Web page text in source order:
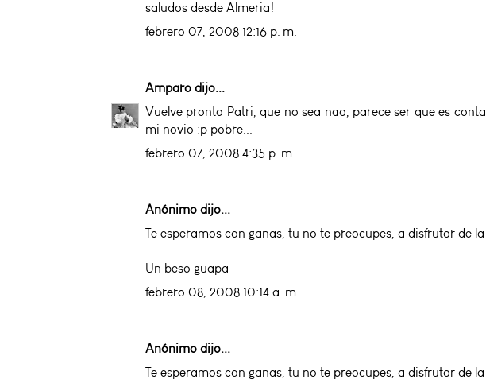
saludos desde Almeria!
febrero 07, 2008 12:16 p. m.
Amparo dijo...
Vuelve pronto Patri, que no sea naa, parece ser que es
mi novio :p pobre...
febrero 07, 2008 4:35 p. m.
Anónimo dijo...
Te esperamos con ganas, tu no te preocupes, a disfrutar de
Un beso guapa
febrero 08, 2008 10:14 a. m.
Anónimo dijo...
Te esperamos con ganas, tu no te preocupes, a disfrutar de